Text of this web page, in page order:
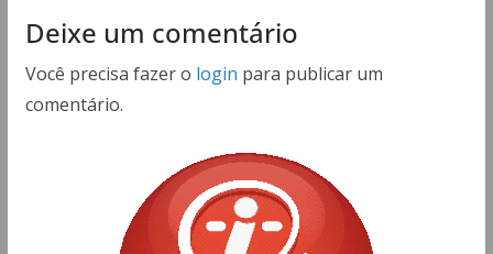
Deixe um comentário
Você precisa fazer o login para publicar um
comentário.